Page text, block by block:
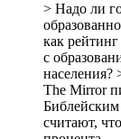
> Надо ли
как
с
населения?
The Mirror
считают,